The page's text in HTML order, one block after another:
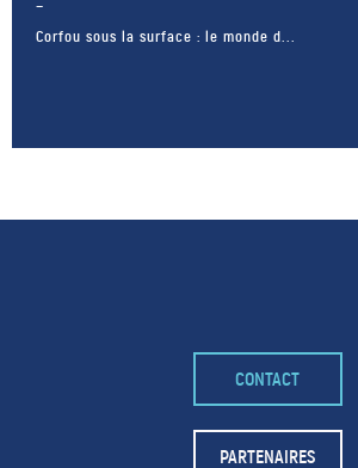
Corfou sous la surface : le monde d...
POUR LIKER
TA MER
CONTACT
PARTENAIRES